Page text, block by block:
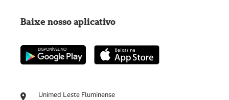
Unimed Leste Fluminense
Baixe nosso aplicativo